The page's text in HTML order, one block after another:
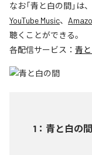
なお「青と白の間」は、
YouTube Music、
聴くことができる。
各配信サービス： 青
1 ： 青と白の間